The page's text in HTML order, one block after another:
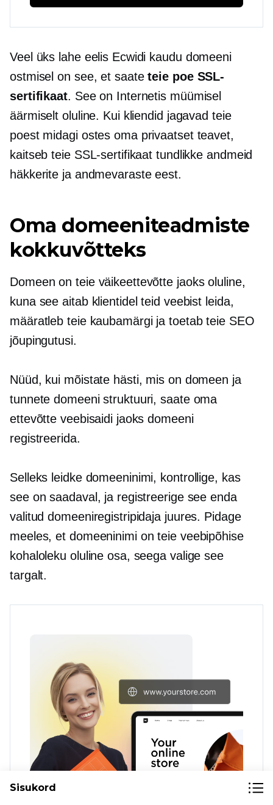
Veel üks lahe eelis Ecwidi kaudu domeeni
ostmisel on see, et saateteie poe SSL-
sertifikaat. See on Internetis müümisel
äärmiselt oluline. Kui kliendid jagavad teie
poest midagi ostes oma privaatset teavet,
kaitseb teie SSL-sertifikaat tundlikke andmeid
häkkerite ja andmevaraste eest.
Oma domeeniteadmiste
kokkuvõtteks
Domeen on teie väikeettevõtte jaoks oluline,
kuna see aitab klientidel teid veebist leida,
määratleb teie kaubamärgi ja toetab teie SEO
jõupingutusi.
Nüüd, kui mõistate hästi, mis on domeen ja
tunnete domeeni struktuuri, saate oma
ettevõtte veebisaidi jaoks domeeni
registreerida.
Selleks leidke domeeninimi, kontrollige, kas
see on saadaval, ja registreerige see enda
valitud domeeniregistripidaja juures. Pidage
meeles, et domeeninimi on teie veebipõhise
kohaloleku oluline osa, seega valige see
targalt.
Sisukord